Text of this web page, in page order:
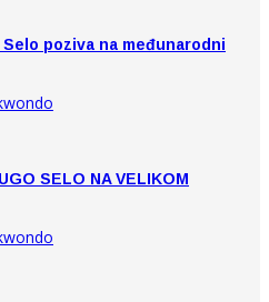
poziva na međunarodni
SELO NA VELIKOM